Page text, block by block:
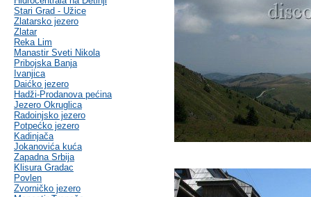
Stari Grad - Užice
Zlatarsko jezero
Zlatar
Reka Lim
Manastir Sveti Nikola
Pribojska Banja
Ivanjica
Daićko jezero
Hadži-Prodanova pećina
Jezero Okruglica
Radoinjsko jezero
Potpećko jezero
Kadinjača
Jokanovića kuća
Zapadna Srbija
Klisura Gradac
Povlen
Zvorničko jezero